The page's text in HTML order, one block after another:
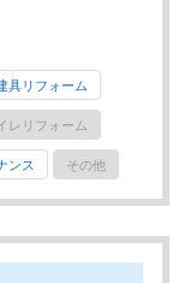
具リフォーム
レリフォーム
ンス その他